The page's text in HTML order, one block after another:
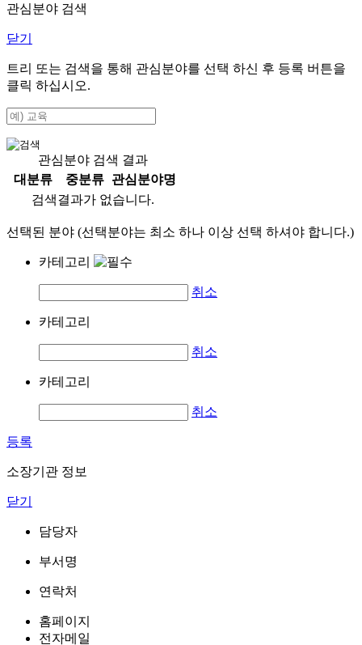
관심분야 검색
닫기
트리 또는 검색을 통해 관심분야를 선택 하신 후 등록 버튼을
클릭 하십시오.
관심분야 검색 결과
대분류
중분류
관심분야명
검색결과가 없습니다.
선택된 분야 (선택분야는 최소 하나 이상 선택 하셔야 합니다.)
카테고리
취소
카테고리
취소
카테고리
취소
등록
소장기관 정보
닫기
담당자
부서명
연락처
홈페이지
전자메일